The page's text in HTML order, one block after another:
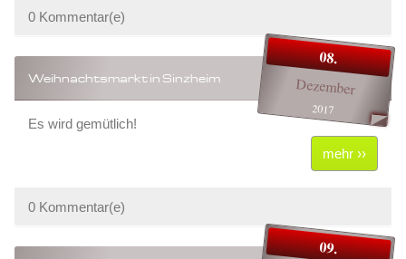
0 Kommentar(e)
08.
Dezember
2017
Weihnachtsmarkt in Sinzheim
Es wird gemütlich!
mehr ››
0 Kommentar(e)
09.